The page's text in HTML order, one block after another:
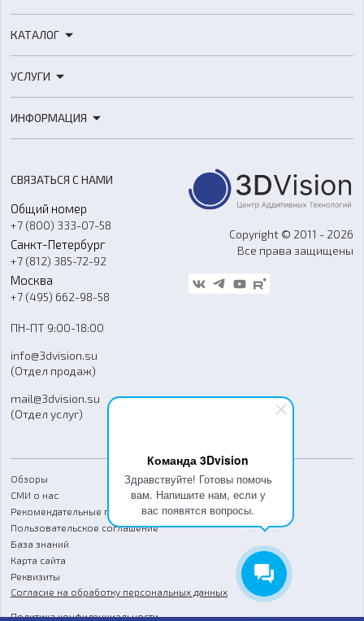
Команда 3Dvision
Здравствуйте! Готовы помочь
вам. Напишите нам, если у
вас появятся вопросы.
КАТАЛОГ
3D-сканеры
Расходные материалы
Оборудование и материалы для вакуумного литья
Аксессуары и прочее оборудование
Программное обеспечение
УСЛУГИ
3D-моделирование
Ремонт и услуги
ИНФОРМАЦИЯ
О компании
Контакты
Гос. закупки
Стать дилером
Блог
FAQ
СВЯЗАТЬСЯ С НАМИ
Общий номер
+7 (800) 333-07-58
Санкт-Петербург
+7 (812) 385-72-92
Москва
+7 (495) 662-98-58
ПН-ПТ 9:00-18:00
info@3dvision.su
(Отдел продаж)
mail@3dvision.su
(Отдел услуг)
Copyright © 2011 - 2026
Все права защищены
Обзоры
СМИ о нас
Рекомендательные письма
Пользовательское соглашение
База знаний
Карта сайта
Реквизиты
Согласие на обработку персональных данных
Политика конфиденциальности